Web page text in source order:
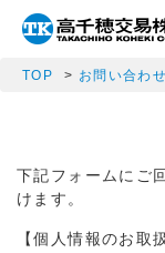
TOP お問い合わせ
下記フォームにご
けます。
【個人情報のお取